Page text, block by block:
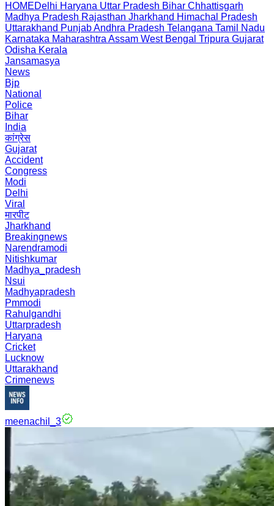
HOMEDelhi Haryana Uttar Pradesh Bihar Chhattisgarh
Madhya Pradesh Rajasthan Jharkhand Himachal Pradesh
Uttarakhand PunjabAndhra Pradesh Telangana Tamil Nadu
Karnataka Maharashtra Assam West Bengal Tripura Gujarat
Odisha Kerala
Jansamasya
News
Bjp
National
Police
Bihar
India
कांग्रेस
Gujarat
Accident
Congress
Modi
Delhi
Viral
मारपीट
Jharkhand
Breakingnews
Narendramodi
Nitishkumar
Madhya_pradesh
Nsui
Madhyapradesh
Pmmodi
Rahulgandhi
Uttarpradesh
Haryana
Cricket
Lucknow
Uttarakhand
Crimenews
meenachil_3